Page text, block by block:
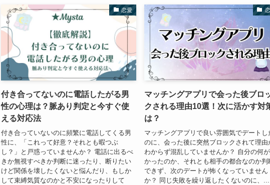
恋愛
付き合ってないのに電話したがる男
性の心理は？脈あり判定と今すぐ使
える対応法
付き合っていないのに頻繁に電話してくる男
性に、「これって好意？それとも暇つぶ
し？」と戸惑っていませんか？ 電話に出るべ
きか無視すべきか判断に迷ったり、断りたい
けど関係を壊したくないと悩んだり、もしか
して束縛気質なのかと不安になったりして
マッチングアプリで会った後ブロ
クされる理由10選！次に活かす対
は？
マッチングアプリで良い雰囲気でデートし
のに、会った後に突然ブロックされて理由
わからず混乱していませんか？ 自分の何
かったのか、それとも相手の都合なのか判
できず、次のデートが怖くなっていません
か？ 同じ失敗を繰り返したくないのに、...